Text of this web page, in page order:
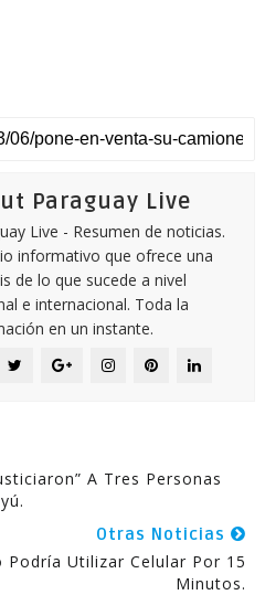
Paraguay Live
Live - Resumen de noticias.
informativo que ofrece una
de lo que sucede a nivel
e internacional. Toda la
en un instante.
A Tres Personas
Otras Noticias
Podría Utilizar Celular Por 15
Minutos.